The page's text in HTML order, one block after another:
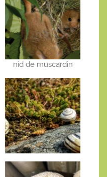
nid de muscardin